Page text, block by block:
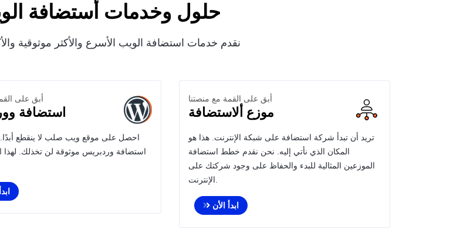
حلول وخدمات أستضافة
نقدم خدمات استضافة الويب الأسرع والأكثر موثوقية
أبق على
استضافة
احصل على موقع ويب صلب لا ينقطع
استضافة وردبريس موثوقة لن تخذلك. لهذا
أبق على القمة مع منصتنا
موزع ألاستضافة
تريد أن تبدأ شركة استضافة على شبكة الإنترنت. هذا هو
المكان الذي نأتي إليه. نحن نقدم خطط استضافة
الموزعين المثالية للبدء والحفاظ على وجود شركتك على
ابدأ الأن